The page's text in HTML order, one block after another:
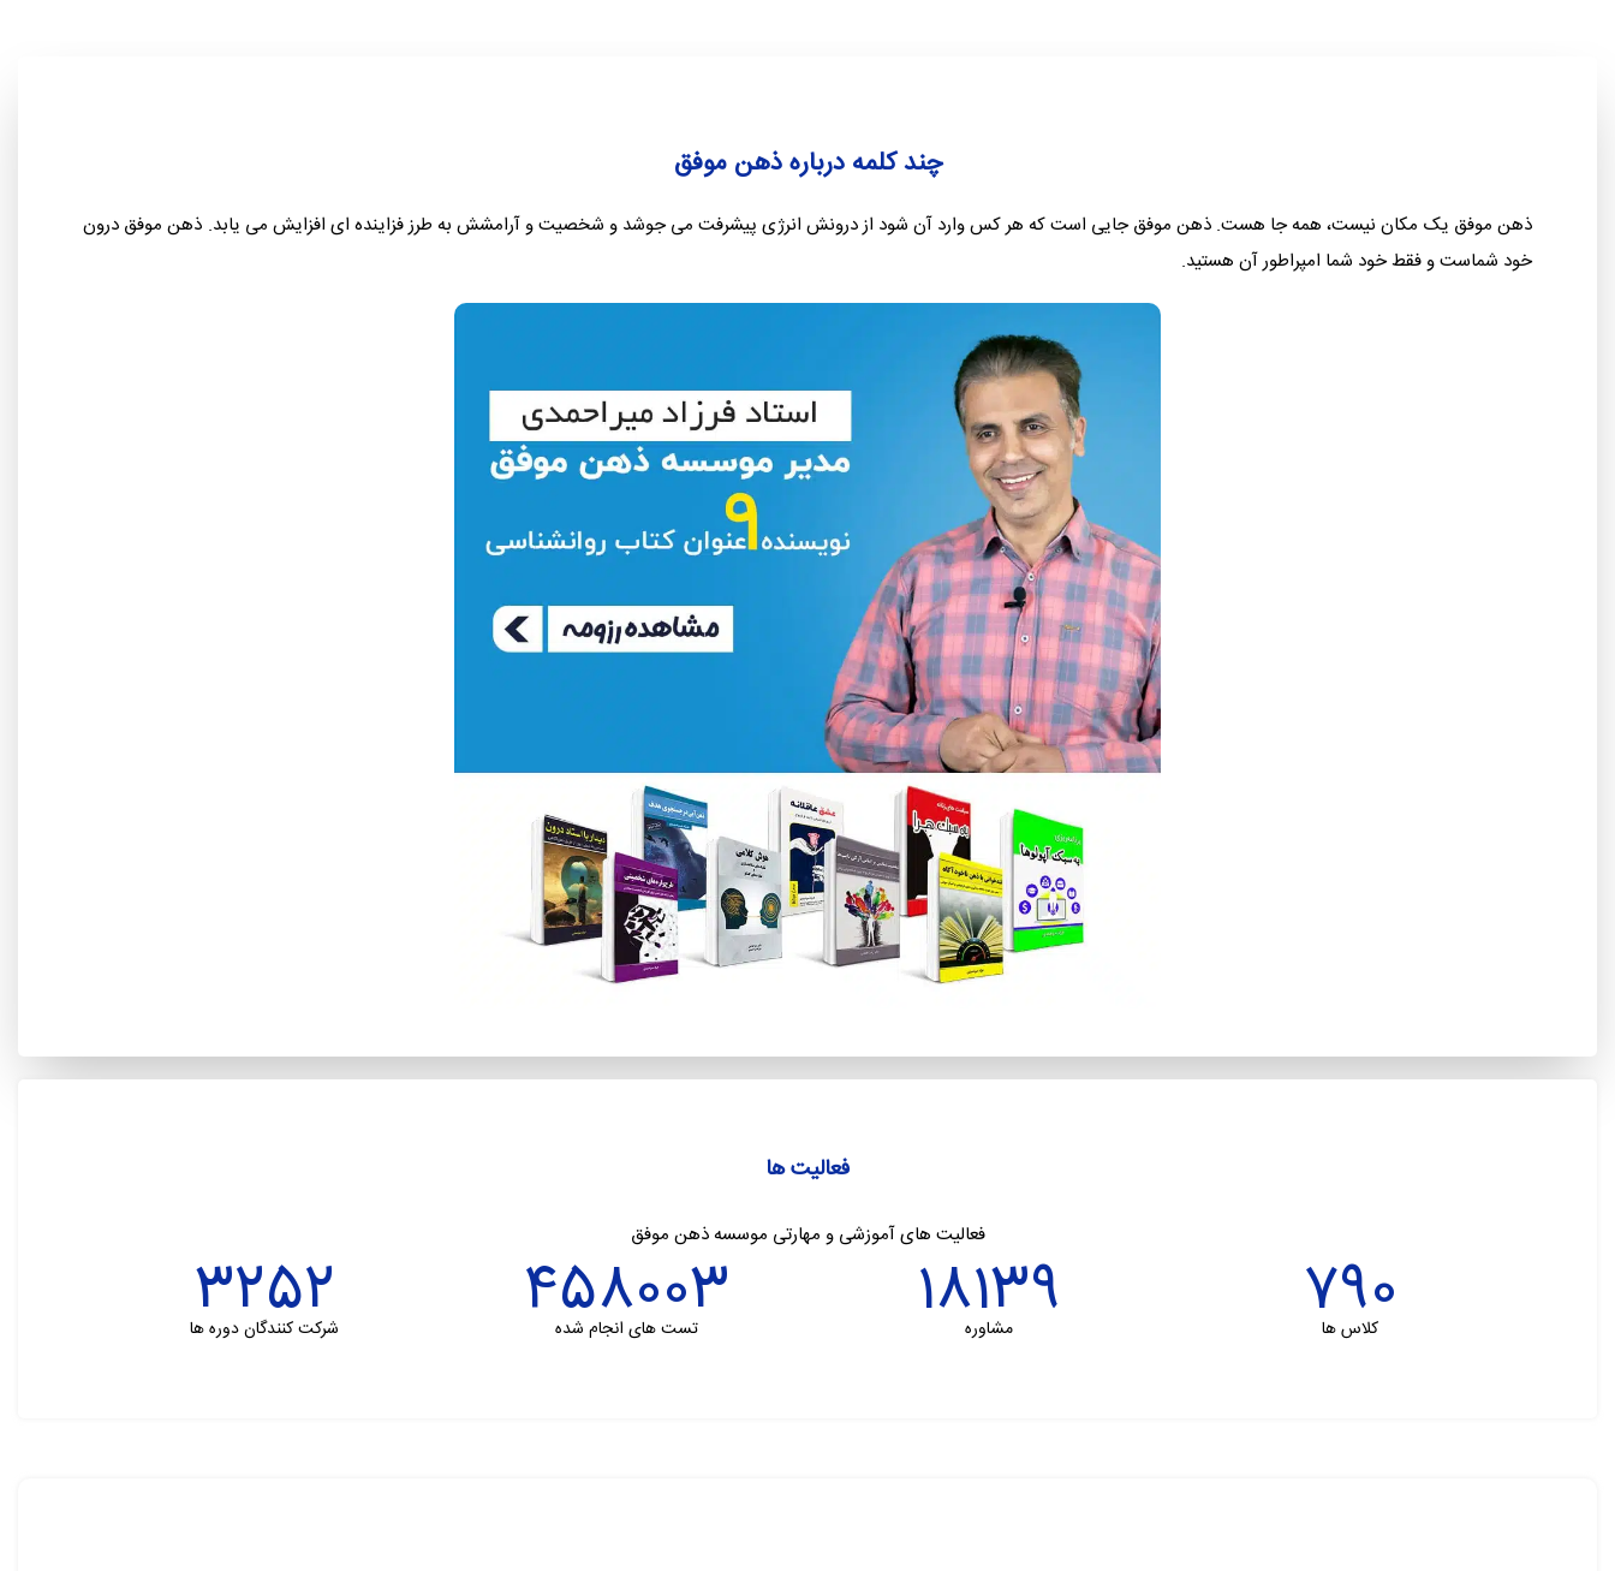
چند کلمه درباره ذهن موفق
ذهن موفق یک مکان نیست، همه جا هست. ذهن موفق جایی است که هر کس وارد آن شود از درونش انرژی پیشرفت می جوشد و شخصیت و آرامشش به طرز فزاینده ای افزایش می یابد. ذهن موفق درون
خود شماست و فقط خود شما امپراطور آن هستید.
فعالیت ها
فعالیت های آموزشی و مهارتی موسسه ذهن موفق
790
کلاس ها 18139
مشاوره 458003
تست های انجام شده 3252
شرکت کنندگان دوره ها